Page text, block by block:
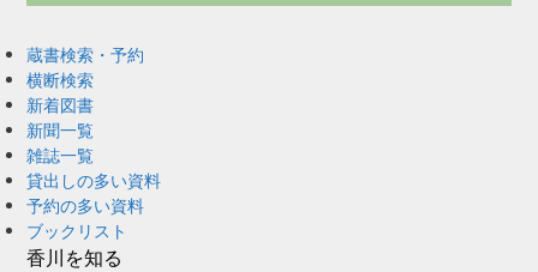
蔵書検索・予約
横断検索
新着図書
新聞一覧
雑誌一覧
貸出しの多い資料
予約の多い資料
ブックリスト
香川を知る